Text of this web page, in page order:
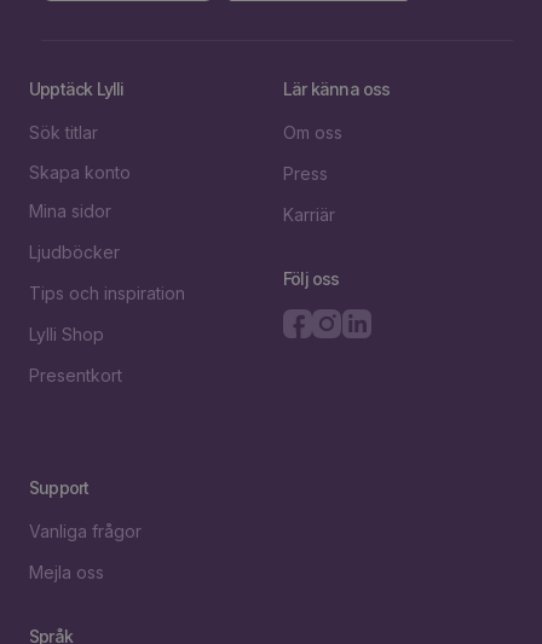
Upptäck Lylli
Sök titlar
Skapa konto
Mina sidor
Ljudböcker
Tips och inspiration
Lylli Shop
Presentkort
Lär känna oss
Om oss
Press
Karriär
Följ oss
Support
Vanliga frågor
Mejla oss
Språk